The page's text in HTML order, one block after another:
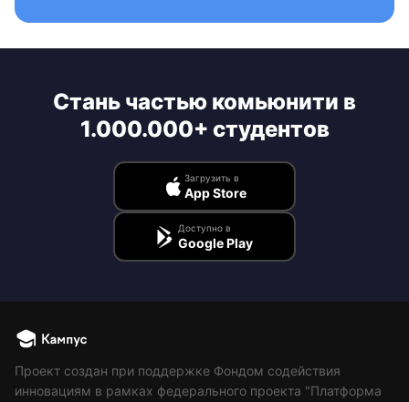
Стань частью комьюнити в
1.000.000+ студентов
Загрузить в
App Store
Доступно в
Google Play
Проект создан при поддержке Фондом содействия
инновациям в рамках федерального проекта "Платформа